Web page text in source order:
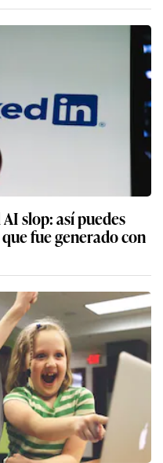
slop: así puedes
fue generado con